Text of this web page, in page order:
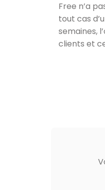
Free n’a
tout cas
semaines,
clients et